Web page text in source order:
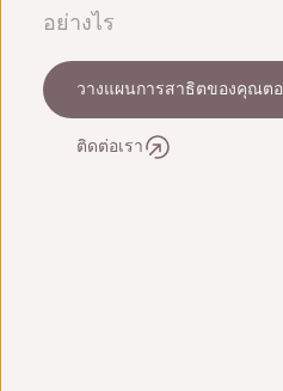
อย่างไร
วางแผนการสาธิตของคุณต
ติดต่อเรา